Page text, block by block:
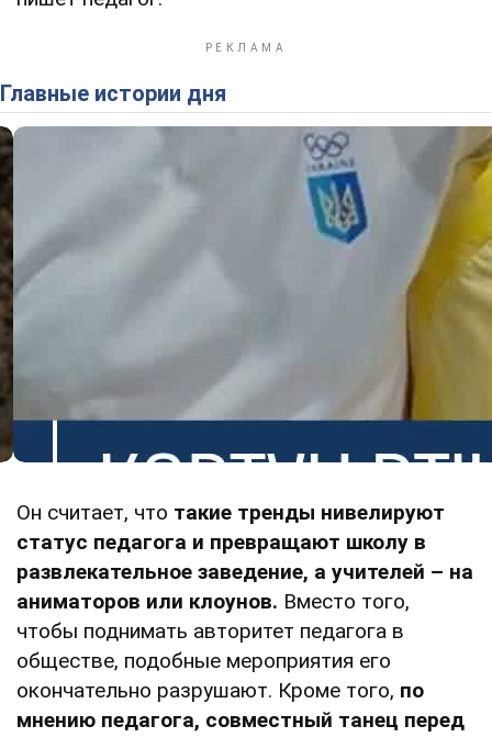
Главные истории дня
Он считает, что такие тренды нивелируют
статус педагога и превращают школу в
развлекательное заведение, а учителей – на
аниматоров или клоунов. Вместо того,
чтобы поднимать авторитет педагога в
обществе, подобные мероприятия его
окончательно разрушают. Кроме того, по
мнению педагога, совместный танец перед